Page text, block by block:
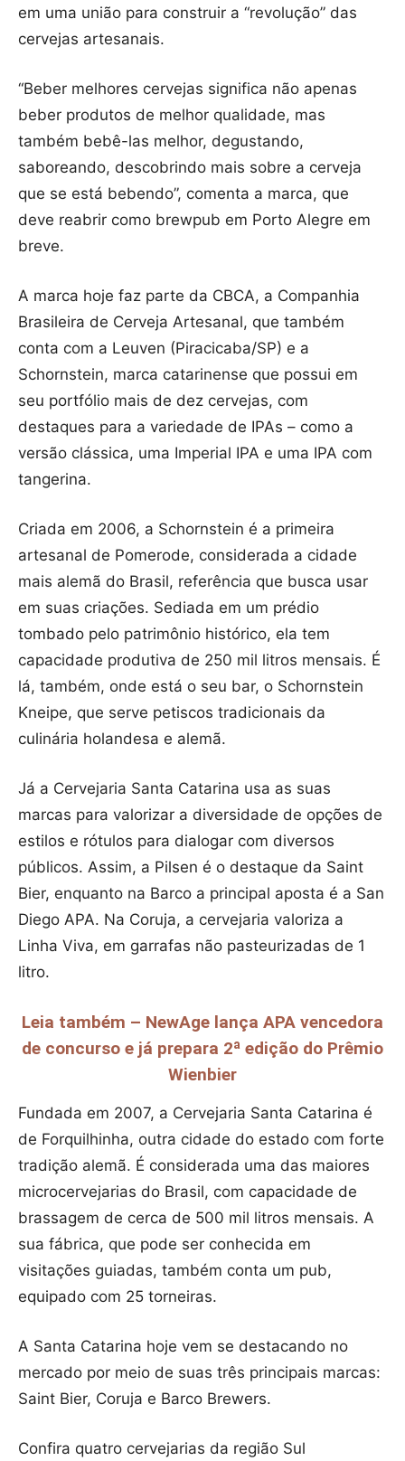
em uma união para construir a “revolução” das
cervejas artesanais.
“Beber melhores cervejas significa não apenas
beber produtos de melhor qualidade, mas
também bebê-las melhor, degustando,
saboreando, descobrindo mais sobre a cerveja
que se está bebendo”, comenta a marca, que
deve reabrir como brewpub em Porto Alegre em
breve.
A marca hoje faz parte da CBCA, a Companhia
Brasileira de Cerveja Artesanal, que também
conta com a Leuven (Piracicaba/SP) e a
Schornstein, marca catarinense que possui em
seu portfólio mais de dez cervejas, com
destaques para a variedade de IPAs – como a
versão clássica, uma Imperial IPA e uma IPA com
tangerina.
Criada em 2006, a Schornstein é a primeira
artesanal de Pomerode, considerada a cidade
mais alemã do Brasil, referência que busca usar
em suas criações. Sediada em um prédio
tombado pelo patrimônio histórico, ela tem
capacidade produtiva de 250 mil litros mensais. É
lá, também, onde está o seu bar, o Schornstein
Kneipe, que serve petiscos tradicionais da
culinária holandesa e alemã.
Já a Cervejaria Santa Catarina usa as suas
marcas para valorizar a diversidade de opções de
estilos e rótulos para dialogar com diversos
públicos. Assim, a Pilsen é o destaque da Saint
Bier, enquanto na Barco a principal aposta é a San
Diego APA. Na Coruja, a cervejaria valoriza a
Linha Viva, em garrafas não pasteurizadas de 1
litro.
Leia também – NewAge lança APA vencedora
de concurso e já prepara 2ª edição do Prêmio
Wienbier
Fundada em 2007, a Cervejaria Santa Catarina é
de Forquilhinha, outra cidade do estado com forte
tradição alemã. É considerada uma das maiores
microcervejarias do Brasil, com capacidade de
brassagem de cerca de 500 mil litros mensais. A
sua fábrica, que pode ser conhecida em
visitações guiadas, também conta um pub,
equipado com 25 torneiras.
A Santa Catarina hoje vem se destacando no
mercado por meio de suas três principais marcas:
Saint Bier, Coruja e Barco Brewers.
Confira quatro cervejarias da região Sul